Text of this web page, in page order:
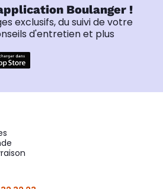
Boulanger !
exclusifs, du suivi de votre
d'entretien et plus